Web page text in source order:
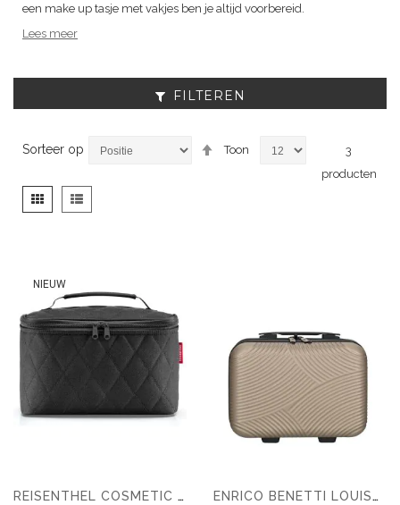
een make up tasje met vakjes ben je altijd voorbereid.
Lees meer
FILTEREN
Sorteer op
Van
Toon
3
producten
Tonen
als
Foto-
tabel
Lijst
NIEUW
REISENTHEL COSMETIC CASE TOILETTAS 4 L ENRICO BENETTI LOUISVILLE BEAUTYCASE